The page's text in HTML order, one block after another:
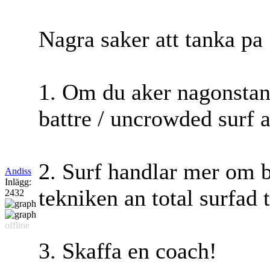
Andiss
Inlägg:
2432
offline
Nagra saker att tanka pa
1. Om du aker
battre / uncrowded surf
2. Surf handlar mer om
tekniken an total surfad
3. Skaffa en coach!